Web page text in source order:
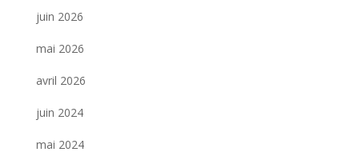
juin 2026
mai 2026
avril 2026
juin 2024
mai 2024